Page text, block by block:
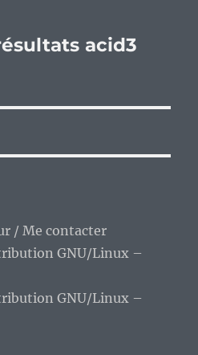
acid3
/ Me contacter
GNU/Linux –
GNU/Linux –